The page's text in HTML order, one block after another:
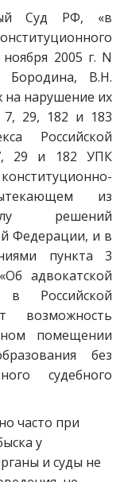
Суд РФ, «в
2005 г. N
В.Н.
на нарушение их
7, 29, 182 и 183
Российской
29 и 182 УПК
из
решений
Федерации, и в
пункта 3
адвокатской
в Российской
возможность
помещении
без
судебного
часто при
у
и суды не